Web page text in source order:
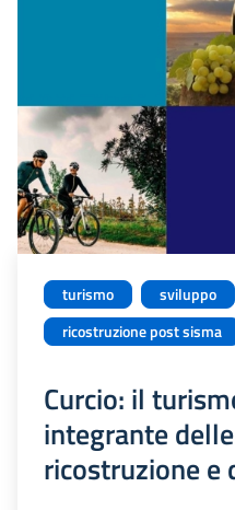
turismo
sviluppo
ricostruzione post sisma
Curcio: il
integrante
ricostruzione e